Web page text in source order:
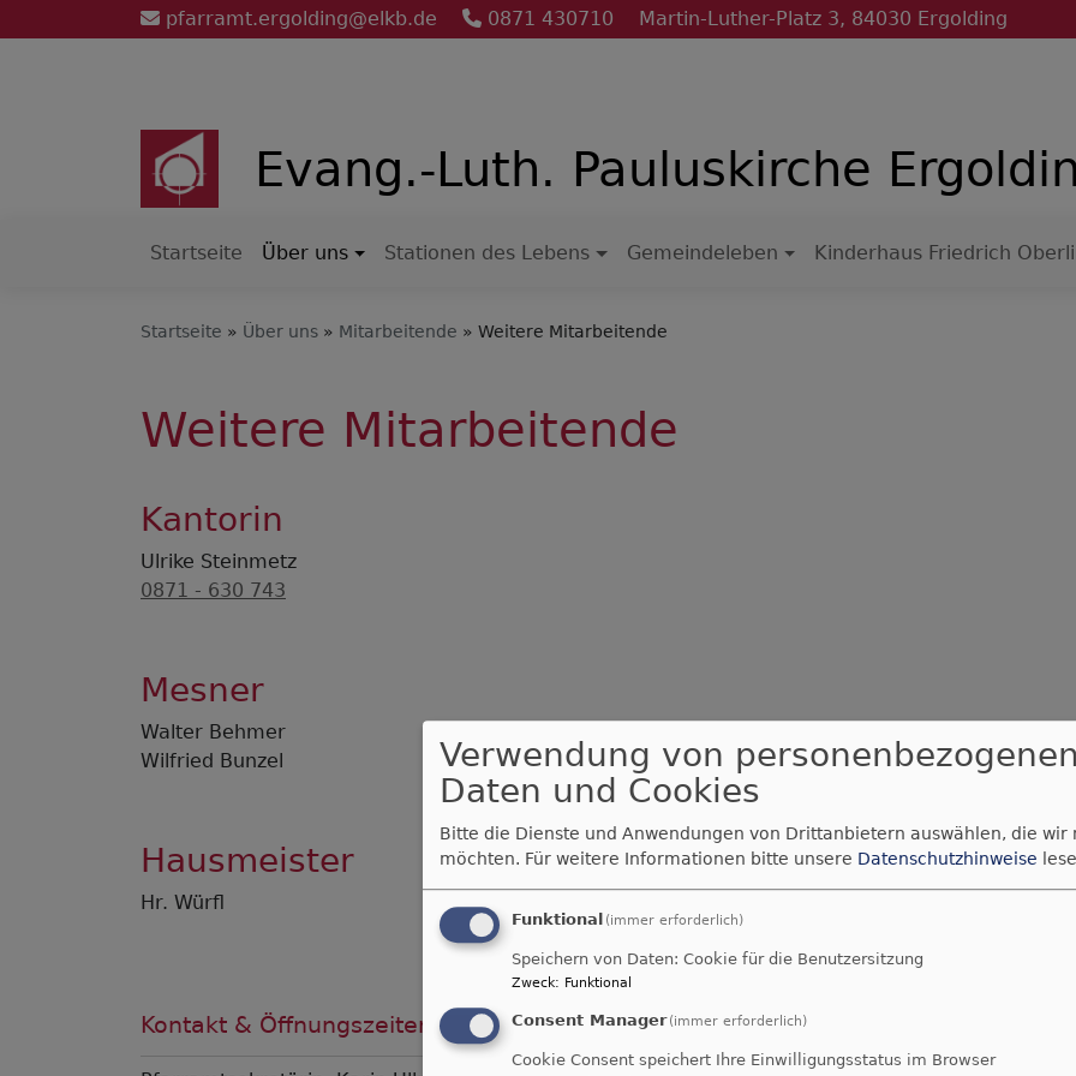
zum
pfarramt.ergolding@elkb.de 0871 430710 Martin-Luther-Platz 3, 84030 Ergolding
Evang.-Luth. Pauluskirche
Hauptnavigation
Startseite Über uns Stationen des Lebens Gemeindeleben Kinderhaus Friedrich
Startseite Über uns Mitarbeitende Weitere Mitarbeitende
Weitere Mitarbeitende
Kantorin
Ulrike Steinmetz
0871 - 630 743
Mesner
Walter Behmer
Wilfried Bunzel
Hausmeister
Hr. Würfl
Kontakt & Öffnungszeiten
Verwendung von personenbezogenen
Daten und Cookies
Bitte die Dienste und Anwendungen von Drittanbietern auswählen, die wir
möchten. Für weitere Informationen bitte unsere Datenschutzhinweise
Funktional (immer erforderlich)
Speichern von Daten: Cookie für die Benutzersitzung
Zweck: Funktional
Consent Manager (immer erforderlich)
Cookie Consent speichert Ihre Einwilligungsstatus im Browser